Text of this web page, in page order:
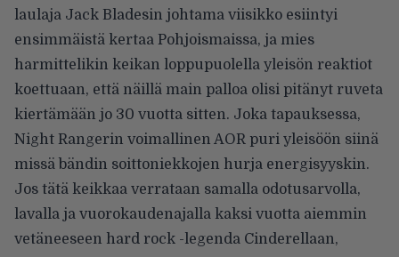
laulaja Jack Bladesin johtama viisikko esiintyi
ensimmäistä kertaa Pohjoismaissa, ja mies
harmittelikin keikan loppupuolella yleisön reaktiot
koettuaan, että näillä main palloa olisi pitänyt ruveta
kiertämään jo 30 vuotta sitten. Joka tapauksessa,
Night Rangerin voimallinen AOR puri yleisöön siinä
missä bändin soittoniekkojen hurja energisyyskin.
Jos tätä keikkaa verrataan samalla odotusarvolla,
lavalla ja vuorokaudenajalla kaksi vuotta aiemmin
vetäneeseen hard rock -legenda Cinderellaan,